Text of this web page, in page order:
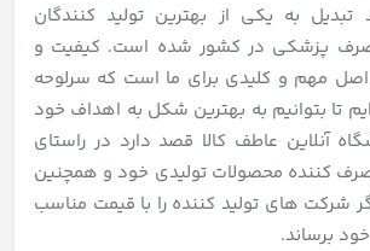
به یکی از بهترین تولید کنندگان
پزشکی در کشور شده است. کیفیت و
مهم و کلیدی برای ما است که سرلوحه
تا بتوانیم به بهترین شکل به اهداف خود
آنلاین عاطف کالا قصد دارد در راستای
کننده محصولات تولیدی خود و همچنین
شرکت های تولید کننده را با قیمت مناسب
برساند.